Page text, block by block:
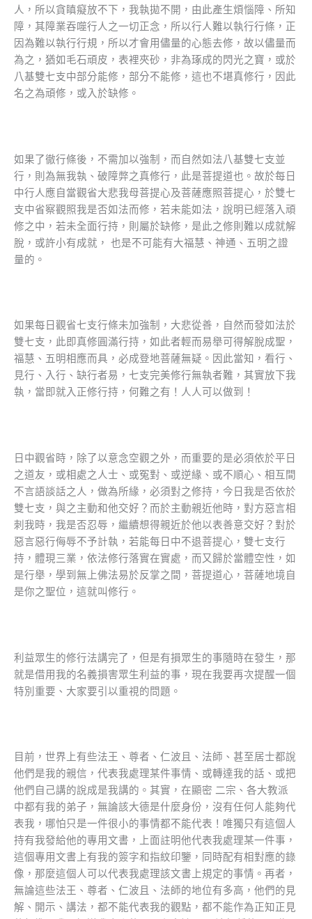
人，所以貪瞋癡放不下，我執拋不開，由此產生煩惱障、所知
障，其障業吞噬行人之一切正念，所以行人難以執行行條，正
因為難以執行行規，所以才會用儘量的心態去修，故以儘量而
為之，猶如毛石頑皮，表裡夾砂，非為琢成的閃光之寶，或於
八基雙七支中部分能修，部分不能修，這也不堪真修行，因此
名之為頑修，或入於缺修。
如果了徹行條後，不需加以強制，而自然如法八基雙七支並
行，則為無我執、破障弊之真修行，此是菩提道也。故於每日
中行人應自當觀省大悲我母菩提心及菩薩應照菩提心，於雙七
支中省察觀照我是否如法而修，若未能如法，說明已經落入頑
修之中，若未全面行持，則屬於缺修，是此之修則難以成就解
脫，或許小有成就， 也是不可能有大福慧、神通、五明之證
量的。
如果每日觀省七支行條未加強制，大悲從善，自然而發如法於
雙七支，此即真修圓滿行持，如此者輕而易舉可得解脫成聖，
福慧、五明相應而具，必成登地菩薩無疑。因此當知，看行、
見行、入行、缺行者易，七支完美修行無執者難，其實放下我
執，當即就入正修行持，何難之有！人人可以做到！
日中觀省時，除了以意念空觀之外，而重要的是必須依於平日
之道友，或相處之人士、或冤對、或逆緣、或不順心、相互間
不言語談話之人，做為所緣，必須對之修持，今日我是否依於
雙七支，與之主動和他交好？而於主動親近他時，對方惡言相
刺我時，我是否忍辱，繼續想得親近於他以表善意交好？對於
惡言惡行侮辱不予計執，若能每日中不退菩提心，雙七支行
持，體現三業，依法修行落實在實處，而又歸於當體空性，如
是行舉，學到無上佛法易於反掌之間，菩提道心，菩薩地境自
是你之聖位，這就叫修行。
利益眾生的修行法講完了，但是有損眾生的事隨時在發生，那
就是借用我的名義損害眾生利益的事，現在我要再次提醒一個
特別重要、大家要引以重視的問題。
目前，世界上有些法王、尊者、仁波且、法師、甚至居士都說
他們是我的親信，代表我處理某件事情、或轉達我的話、或把
他們自己講的說成是我講的。其實，在顯密 二宗、各大教派
中都有我的弟子，無論該大德是什麼身份，沒有任何人能夠代
表我，哪怕只是一件很小的事情都不能代表！唯獨只有這個人
持有我發給他的專用文書，上面註明他代表我處理某一件事，
這個專用文書上有我的簽字和指紋印鑒，同時配有相對應的錄
像，那麼這個人可以代表我處理該文書上規定的事情。再者，
無論這些法王、尊者、仁波且、法師的地位有多高，他們的見
解、開示、講法，都不能代表我的觀點，都不能作為正知正見